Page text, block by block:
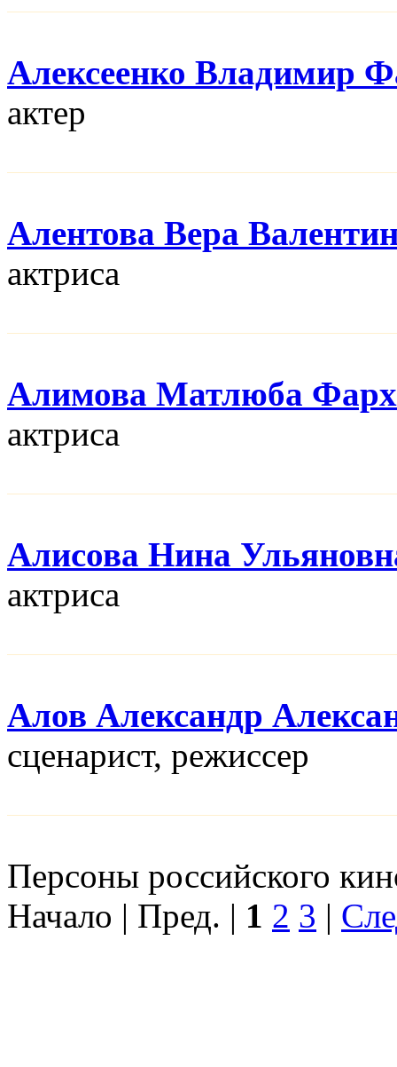
Алексеенко Владимир
актер
Алентова Вера
актриса
Алимова Матлюба
актриса
Алисова Нина
актриса
Алов Александр
сценарист, режисcер
Персоны российского
Начало | Пред. | 1 2 3 |